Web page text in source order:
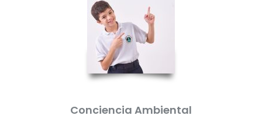
Conciencia Ambiental